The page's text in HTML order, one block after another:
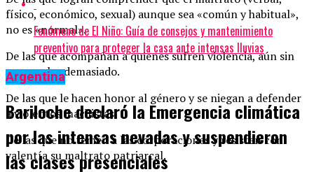
físico, económico, sexual) aunque sea «común y habitual»,
no es «normal».
De las que acompañan a quienes sufren violencia, aún sin
conocerlas demasiado.
De las que le hacen honor al género y se niegan a defender
a violentos machistas.
De las que no temen a las corporaciones y resisten con
valentía su maltrato patriarcal.
Fenómeno de El Niño: Guía de consejos y mantenimiento
preventivo para proteger la casa ante intensas lluvias
Argentina
Bariloche declaró la Emergencia climática
por las intensas nevadas y suspendieron
las clases presenciales